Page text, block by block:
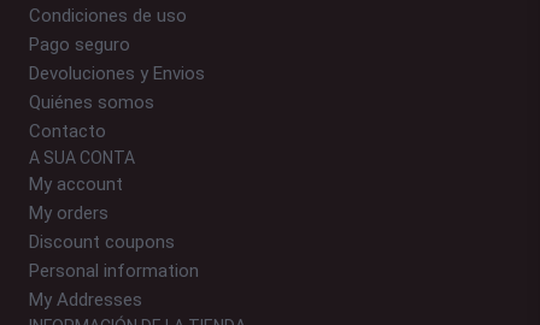
Condiciones de uso
Pago seguro
Devoluciones y Envios
Quiénes somos
Contacto
A SUA CONTA
My account
My orders
Discount coupons
Personal information
My Addresses